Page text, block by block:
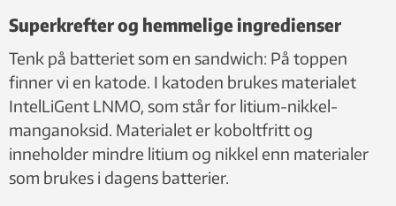
Superkrefter og hemmelige ingredienser
Tenk på batteriet som en sandwich: På toppen
finner vi en katode. I katoden brukes materialet
IntelLiGent LNMO, som står for litium-nikkel-
manganoksid. Materialet er koboltfritt og
inneholder mindre litium og nikkel enn materialer
som brukes i dagens batterier.